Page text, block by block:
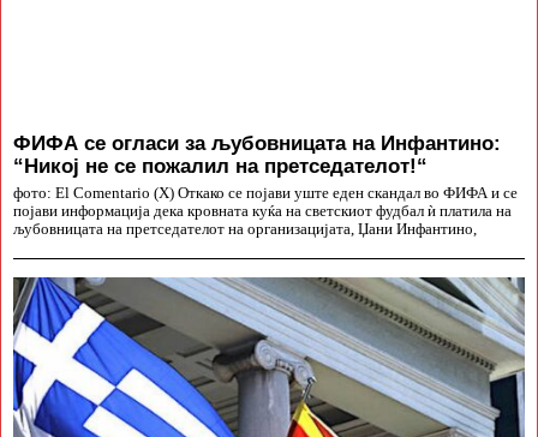
ФИФА се огласи за љубовницата на Инфантино:
“Никој не се пожалил на претседателот!“
фото: El Comentario (X) Откако се појави уште еден скандал во ФИФА и се
појави информација дека кровната куќа на светскиот фудбал ѝ платила на
љубовницата на претседателот на организацијата, Џани Инфантино,